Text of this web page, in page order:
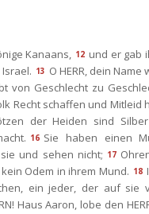
Kanaans, 12 und er gab
13 O HERR, dein Name
von Geschlecht zu
Recht schaffen und Mitleid
der Heiden sind
16 Sie haben einen
und sehen nicht; 17
Odem in ihrem Mund. 18
ein jeder, der auf sie
Haus Aaron, lobe den